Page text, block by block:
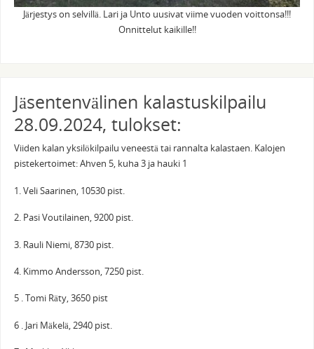
Järjestys on selvillä. Lari ja Unto uusivat viime vuoden voittonsa!!!
Onnittelut kaikille!!
Jäsentenvälinen kalastuskilpailu
28.09.2024, tulokset:
Viiden kalan yksilökilpailu veneestä tai rannalta kalastaen. Kalojen
pistekertoimet: Ahven 5, kuha 3 ja hauki 1
1. Veli Saarinen, 10530 pist.
2. Pasi Voutilainen, 9200 pist.
3. Rauli Niemi, 8730 pist.
4. Kimmo Andersson, 7250 pist.
5 . Tomi Räty, 3650 pist
6 . Jari Mäkelä, 2940 pist.